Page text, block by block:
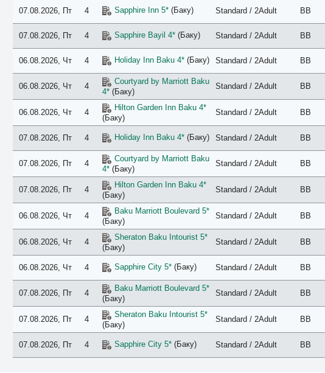
07.08.2026, Пт 4 Sapphire Inn 5*(Баку) Standard / 2Adult BB
07.08.2026, Пт 4 Sapphire Bayil 4*(Баку) Standard / 2Adult BB
06.08.2026, Чт 4 Holiday Inn Baku 4*(Баку) Standard / 2Adult BB
06.08.2026, Чт 4
Courtyard by Marriott Baku
4*(Баку)
Standard / 2Adult BB
06.08.2026, Чт 4
Hilton Garden Inn Baku 4*
(Баку)
Standard / 2Adult BB
07.08.2026, Пт 4 Holiday Inn Baku 4*(Баку) Standard / 2Adult BB
07.08.2026, Пт 4
Courtyard by Marriott Baku
4*(Баку)
Standard / 2Adult BB
07.08.2026, Пт 4
Hilton Garden Inn Baku 4*
(Баку)
Standard / 2Adult BB
06.08.2026, Чт 4
Baku Marriott Boulevard 5*
(Баку)
Standard / 2Adult BB
06.08.2026, Чт 4
Sheraton Baku Intourist 5*
(Баку)
Standard / 2Adult BB
06.08.2026, Чт 4 Sapphire City 5*(Баку) Standard / 2Adult BB
07.08.2026, Пт 4
Baku Marriott Boulevard 5*
(Баку)
Standard / 2Adult BB
07.08.2026, Пт 4
Sheraton Baku Intourist 5*
(Баку)
Standard / 2Adult BB
07.08.2026, Пт 4 Sapphire City 5*(Баку) Standard / 2Adult BB